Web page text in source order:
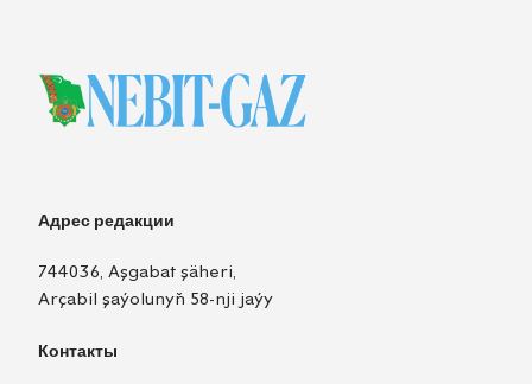
Адрес редакции
744036, Aşgabat şäheri,
Arçabil şaýolunyň 58-nji jaýy
Контакты